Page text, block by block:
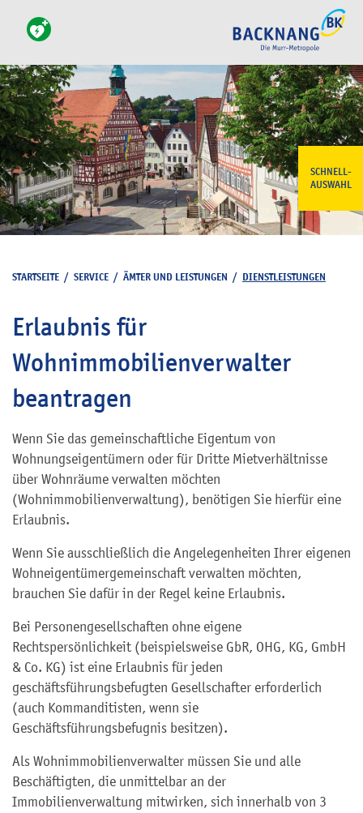
SCHNELL-
AUSWAHL
STARTSEITE / SERVICE / ÄMTER UND LEISTUNGEN / DIENSTLEISTUNGEN
Erlaubnis für
Wohnimmobilienverwalter
beantragen
Wenn Sie das gemeinschaftliche Eigentum von
Wohnungseigentümern oder für Dritte Mietverhältnisse
über Wohnräume verwalten möchten
(Wohnimmobilienverwaltung), benötigen Sie hierfür eine
Erlaubnis.
Wenn Sie ausschließlich die Angelegenheiten Ihrer eigenen
Wohneigentümergemeinschaft verwalten möchten,
brauchen Sie dafür in der Regel keine Erlaubnis.
Bei Personengesellschaften ohne eigene
Rechtspersönlichkeit (beispielsweise GbR, OHG, KG, GmbH
& Co. KG) ist eine Erlaubnis für jeden
geschäftsführungsbefugten Gesellschafter erforderlich
(auch Kommanditisten, wenn sie
Geschäftsführungsbefugnis besitzen).
Als Wohnimmobilienverwalter müssen Sie und alle
Beschäftigten, die unmittelbar an der
Immobilienverwaltung mitwirken, sich innerhalb von 3